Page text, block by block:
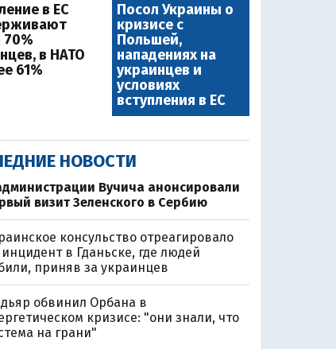
в ЕС
70%
в НАТО
61%
Посол Украины о
кризисе с
Польшей,
нападениях на
украинцев и
условиях
вступления в ЕС
НОВОСТИ
Вучича анонсировали
визит Зеленского в Сербию
консульство отреагировало
инцидент в Гданьске, где людей
приняв за украинцев
обвинил Орбана в
кризисе: "они знали, что
на грани"